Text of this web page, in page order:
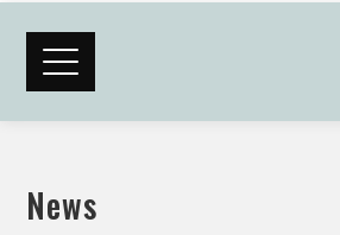
News